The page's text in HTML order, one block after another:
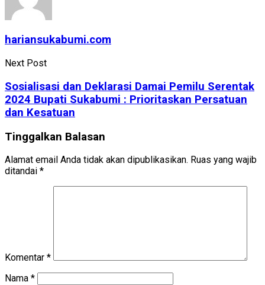
hariansukabumi.com
Next Post
Sosialisasi dan Deklarasi Damai Pemilu Serentak
2024 Bupati Sukabumi : Prioritaskan Persatuan
dan Kesatuan
Tinggalkan Balasan
Alamat email Anda tidak akan dipublikasikan. Ruas yang wajib
ditandai *
Komentar *
Nama *